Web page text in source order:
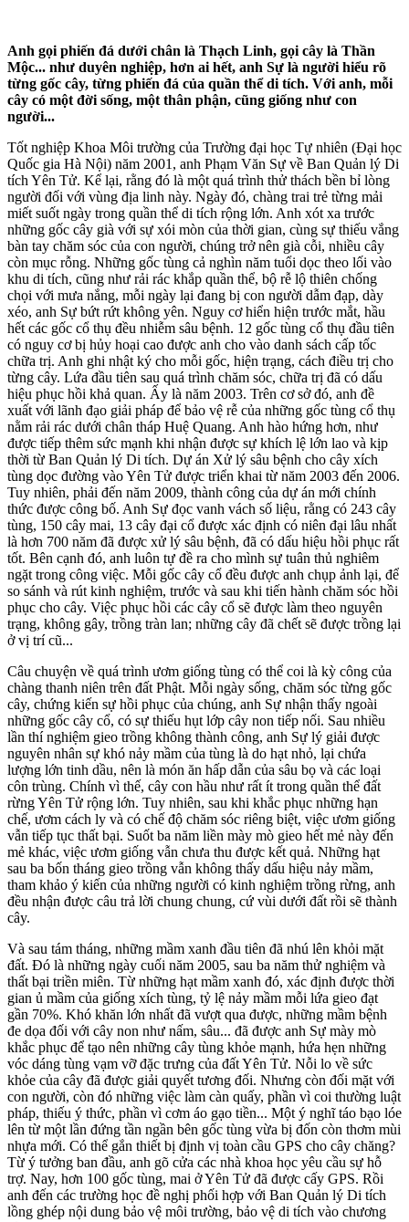
Anh gọi phiến đá dưới chân là Thạch Linh, gọi cây là Thần
Mộc... như duyên nghiệp, hơn ai hết, anh Sự là người hiểu rõ
từng gốc cây, từng phiến đá của quần thể di tích. Với anh, mỗi
cây có một đời sống, một thân phận, cũng giống như con
người...
Tốt nghiệp Khoa Môi trường của Trường đại học Tự nhiên (Đại học
Quốc gia Hà Nội) năm 2001, anh Phạm Văn Sự về Ban Quản lý Di
tích Yên Tử. Kể lại, rằng đó là một quá trình thử thách bền bỉ lòng
người đối với vùng địa linh này. Ngày đó, chàng trai trẻ từng mải
miết suốt ngày trong quần thể di tích rộng lớn. Anh xót xa trước
những gốc cây già với sự xói mòn của thời gian, cùng sự thiếu vắng
bàn tay chăm sóc của con người, chúng trở nên già cỗi, nhiều cây
còn mục rỗng. Những gốc tùng cả nghìn năm tuổi dọc theo lối vào
khu di tích, cũng như rải rác khắp quần thể, bộ rễ lộ thiên chống
chọi với mưa nắng, mỗi ngày lại đang bị con người dẫm đạp, dày
xéo, anh Sự bứt rứt không yên. Nguy cơ hiển hiện trước mắt, hầu
hết các gốc cổ thụ đều nhiễm sâu bệnh. 12 gốc tùng cổ thụ đầu tiên
có nguy cơ bị hủy hoại cao được anh cho vào danh sách cấp tốc
chữa trị. Anh ghi nhật ký cho mỗi gốc, hiện trạng, cách điều trị cho
từng cây. Lứa đầu tiên sau quá trình chăm sóc, chữa trị đã có dấu
hiệu phục hồi khả quan. Ấy là năm 2003. Trên cơ sở đó, anh đề
xuất với lãnh đạo giải pháp để bảo vệ rễ của những gốc tùng cổ thụ
nằm rải rác dưới chân tháp Huệ Quang. Anh hào hứng hơn, như
được tiếp thêm sức mạnh khi nhận được sự khích lệ lớn lao và kịp
thời từ Ban Quản lý Di tích. Dự án Xử lý sâu bệnh cho cây xích
tùng dọc đường vào Yên Tử được triển khai từ năm 2003 đến 2006.
Tuy nhiên, phải đến năm 2009, thành công của dự án mới chính
thức được công bố. Anh Sự đọc vanh vách số liệu, rằng có 243 cây
tùng, 150 cây mai, 13 cây đại cổ được xác định có niên đại lâu nhất
là hơn 700 năm đã được xử lý sâu bệnh, đã có dấu hiệu hồi phục rất
tốt. Bên cạnh đó, anh luôn tự đề ra cho mình sự tuân thủ nghiêm
ngặt trong công việc. Mỗi gốc cây cổ đều được anh chụp ảnh lại, để
so sánh và rút kinh nghiệm, trước và sau khi tiến hành chăm sóc hồi
phục cho cây. Việc phục hồi các cây cổ sẽ được làm theo nguyên
trạng, không gây, trồng tràn lan; những cây đã chết sẽ được trồng lại
ở vị trí cũ...
Câu chuyện về quá trình ươm giống tùng có thể coi là kỳ công của
chàng thanh niên trên đất Phật. Mỗi ngày sống, chăm sóc từng gốc
cây, chứng kiến sự hồi phục của chúng, anh Sự nhận thấy ngoài
những gốc cây cổ, có sự thiếu hụt lớp cây non tiếp nối. Sau nhiều
lần thí nghiệm gieo trồng không thành công, anh Sự lý giải được
nguyên nhân sự khó nảy mầm của tùng là do hạt nhỏ, lại chứa
lượng lớn tinh dầu, nên là món ăn hấp dẫn của sâu bọ và các loại
côn trùng. Chính vì thế, cây con hầu như rất ít trong quần thể đất
rừng Yên Tử rộng lớn. Tuy nhiên, sau khi khắc phục những hạn
chế, ươm cách ly và có chế độ chăm sóc riêng biệt, việc ươm giống
vẫn tiếp tục thất bại. Suốt ba năm liền mày mò gieo hết mẻ này đến
mẻ khác, việc ươm giống vẫn chưa thu được kết quả. Những hạt
sau ba bốn tháng gieo trồng vẫn không thấy dấu hiệu nảy mầm,
tham khảo ý kiến của những người có kinh nghiệm trồng rừng, anh
đều nhận được câu trả lời chung chung, cứ vùi dưới đất rồi sẽ thành
cây.
Và sau tám tháng, những mầm xanh đầu tiên đã nhú lên khỏi mặt
đất. Đó là những ngày cuối năm 2005, sau ba năm thử nghiệm và
thất bại triền miên. Từ những hạt mầm xanh đó, xác định được thời
gian ủ mầm của giống xích tùng, tỷ lệ nảy mầm mỗi lứa gieo đạt
gần 70%. Khó khăn lớn nhất đã vượt qua được, những mầm bệnh
đe dọa đối với cây non như nấm, sâu... đã được anh Sự mày mò
khắc phục để tạo nên những cây tùng khỏe mạnh, hứa hẹn những
vóc dáng tùng vạm vỡ đặc trưng của đất Yên Tử. Nỗi lo về sức
khỏe của cây đã được giải quyết tương đối. Nhưng còn đối mặt với
con người, còn đó những việc làm càn quấy, phần vì coi thường luật
pháp, thiếu ý thức, phần vì cơm áo gạo tiền... Một ý nghĩ táo bạo lóe
lên từ một lần đứng tần ngần bên gốc tùng vừa bị đốn còn thơm mùi
nhựa mới. Có thể gắn thiết bị định vị toàn cầu GPS cho cây chăng?
Từ ý tưởng ban đầu, anh gõ cửa các nhà khoa học yêu cầu sự hỗ
trợ. Nay, hơn 100 gốc tùng, mai ở Yên Tử đã được cấy GPS. Rồi
anh đến các trường học đề nghị phối hợp với Ban Quản lý Di tích
lồng ghép nội dung bảo vệ môi trường, bảo vệ di tích vào chương